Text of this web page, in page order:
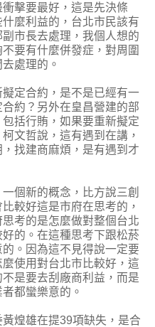
擊要最好，這是先決條
麼利益的，台北市民該有
市長去處理，我個人想的
要有什麼併發症，對周圍
處理的。
定合約，是不是已經有一
約？另外在皇昌營建的部
括行賄，如果要重新擬定
文哲說，這有遇到在講，
找建商麻煩，是有遇到才
個新的概念，比方說三創
較好這是市府在思考的，
考的是怎麼做對整個台北
的。在這種思考下跟松菸
。因為這不見得說一定要
使用對台北市比較好，這
是要去刮廠商利益，而是
都蠻樂意的。
煌雄在提39項缺失，是合